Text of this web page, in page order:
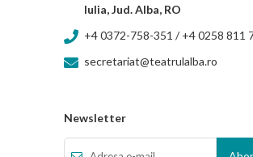
Iulia, Jud. Alba, RO
+4 0372-758-351 / +4 0258 811
secretariat@teatrulalba.ro
Newsletter